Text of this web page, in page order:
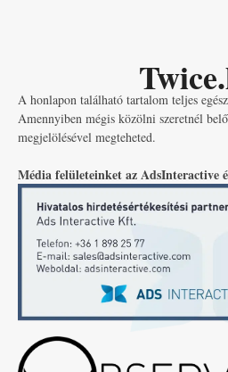
A honlapon található tartalom teljes
Amennyiben mégis közölni szeretnél
megjelölésével megteheted.
Média felületeinket az AdsInteractive